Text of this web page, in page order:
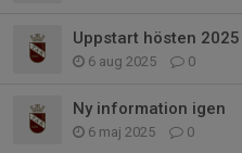
Uppstart hösten 2025
6 aug 2025 0
Ny information igen
6 maj 2025 0